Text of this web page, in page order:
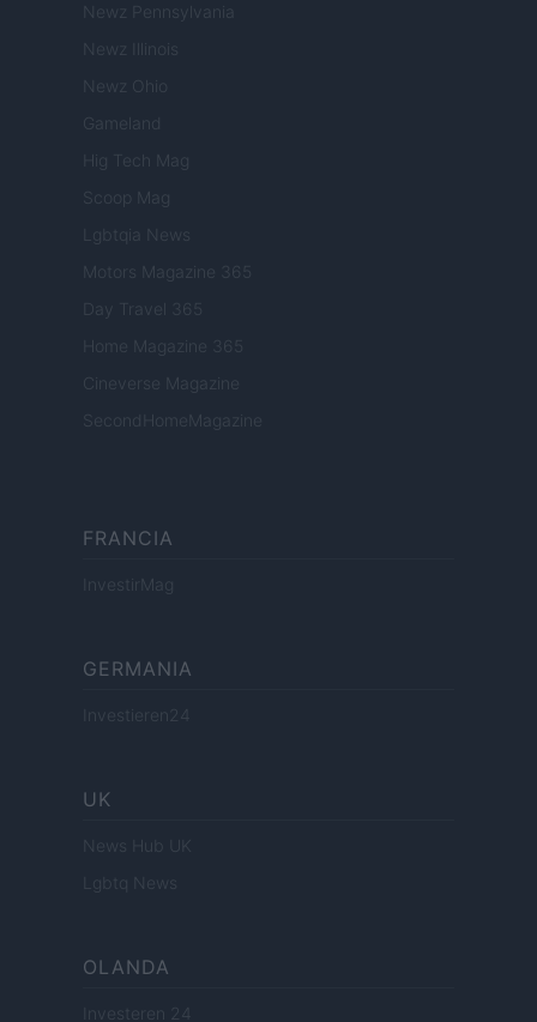
Newz Pennsylvania
Newz Illinois
Newz Ohio
Gameland
Hig Tech Mag
Scoop Mag
Lgbtqia News
Motors Magazine 365
Day Travel 365
Home Magazine 365
Cineverse Magazine
SecondHomeMagazine
FRANCIA
InvestirMag
GERMANIA
Investieren24
UK
News Hub UK
Lgbtq News
OLANDA
Investeren 24